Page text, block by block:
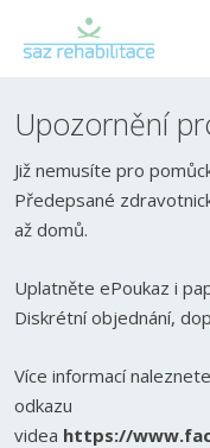
Upozornění
Již nemusíte pro
Předepsané
až domů.
Uplatněte ePoukaz i
Diskrétní objednání,
Více informací
odkazu
videa https://